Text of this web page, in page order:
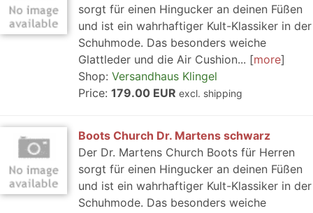
sorgt für einen Hingucker an deinen Füßen
und ist ein wahrhaftiger Kult-Klassiker in der
Schuhmode. Das besonders weiche
Glattleder und die Air Cushion...
more
Shop: Versandhaus Klingel
Price: 179.00 EUR excl. shipping
Boots Church Dr. Martens schwarz
Der Dr. Martens Church Boots für Herren
sorgt für einen Hingucker an deinen Füßen
und ist ein wahrhaftiger Kult-Klassiker in der
Schuhmode. Das besonders weiche